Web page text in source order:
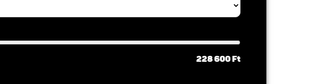
228 600 Ft